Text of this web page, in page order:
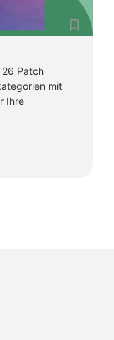
Patch
mit
Ihre